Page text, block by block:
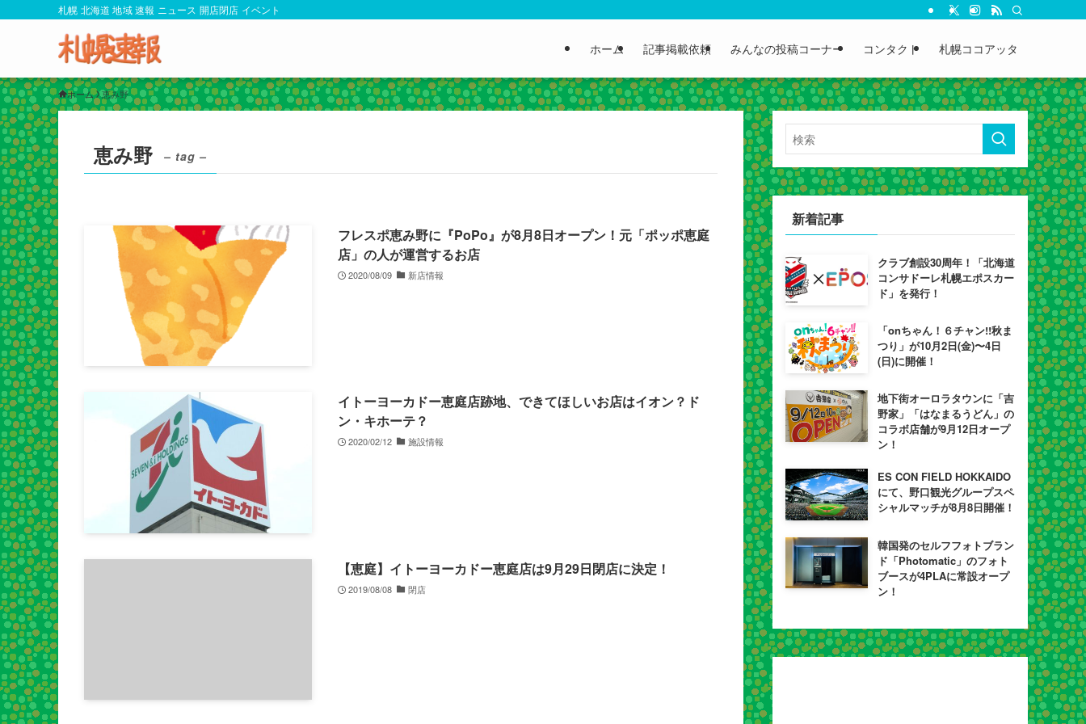
札幌 北海道 地域 速報 ニュース 開店閉店 イベント
ホーム 記事掲載依頼 みんなの投稿コーナー コンタクト 札幌ココアッタ
ホーム 恵み野
恵み野 – tag –
フレスポ恵み野に『PoPo』が8月8日オープン！元「ポッポ恵庭
店」の人が運営するお店
2020/08/09 新店情報
イトーヨーカドー恵庭店跡地、できてほしいお店はイオン？ド
ン・キホーテ？
2020/02/12 施設情報
【恵庭】イトーヨーカドー恵庭店は9月29日閉店に決定！
2019/08/08 閉店
新着記事
クラブ創設30周年！「北海道
コンサドーレ札幌エポスカー
ド」を発行！
「onちゃん！６チャン!!秋ま
つり」が10月2日(金)〜4日
(日)に開催！
地下街オーロラタウンに「吉
野家」「はなまるうどん」の
コラボ店舗が9月12日オープ
ン！
ES CON FIELD HOKKAIDO
にて、野口観光グループスペ
シャルマッチが8月8日開催！
韓国発のセルフフォトブラン
ド「Photomatic」のフォト
ブースが4PLAに常設オープ
ン！